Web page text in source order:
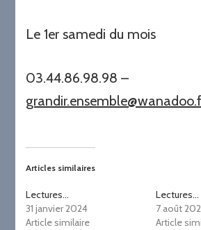
Le 1er samedi du mois
03.44.86.98.98 –
Articles similaires
Lectures…
31 janvier 2024
Article similaire
Lectures…
7 août
Article